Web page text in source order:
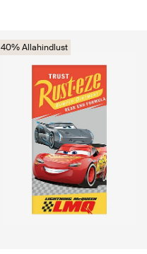
40% Allahindlust